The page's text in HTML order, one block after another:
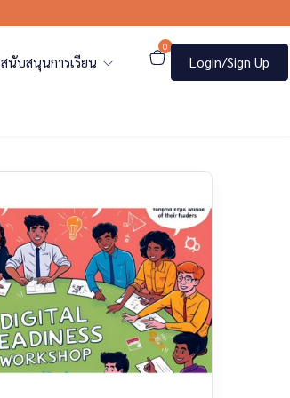
สนับสนุนการเรียน
0
Login/Sign Up